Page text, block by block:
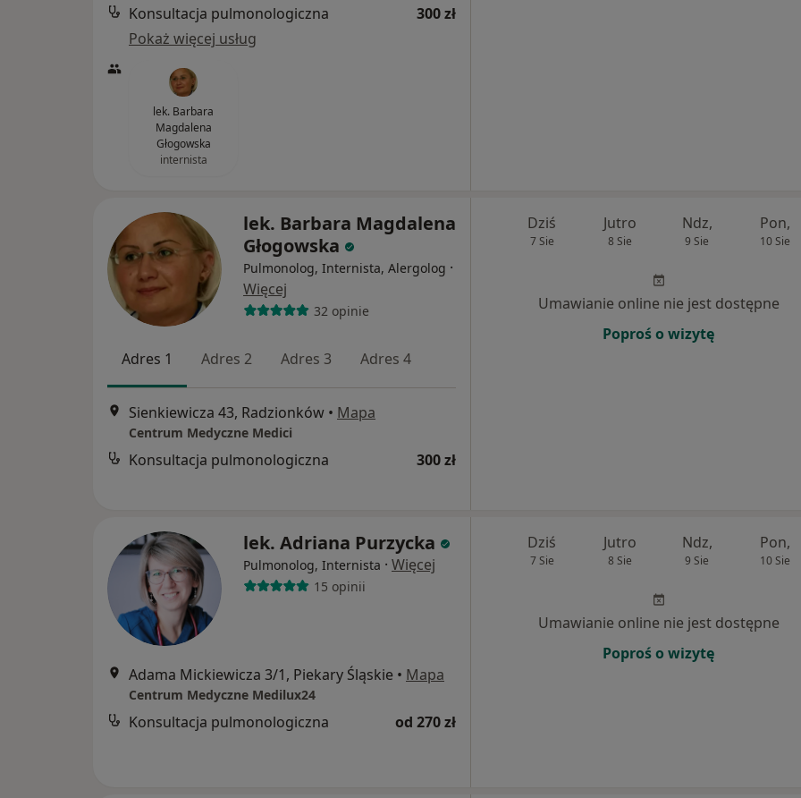
Konsultacja pulmonologiczna
300 zł
Pokaż więcej usług
lek. Barbara
Magdalena
Głogowska
internista
lek. Barbara Magdalena
Głogowska
Pulmonolog, Internista, Alergolog ·
Więcej
32 opinie
Adres 1 Adres 2 Adres 3 Adres 4
Sienkiewicza 43, Radzionków • Mapa
Centrum Medyczne Medici
Konsultacja pulmonologiczna 300 zł
Dziś
7 Sie
Jutro
8 Sie
Ndz,
9 Sie
Pon,
10 Sie
Umawianie online nie jest dostępne
Poproś o wizytę
lek. Adriana Purzycka
Pulmonolog, Internista · Więcej
15 opinii
Adama Mickiewicza 3/1, Piekary Śląskie • Mapa
Centrum Medyczne Medilux24
Konsultacja pulmonologiczna od 270 zł
Dziś
7 Sie
Jutro
8 Sie
Ndz,
9 Sie
Pon,
10 Sie
Umawianie online nie jest dostępne
Poproś o wizytę